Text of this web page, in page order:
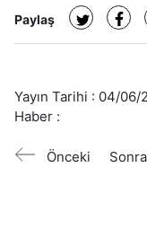
Paylaş
Yayın Tarihi : 04/06/
Haber :
Önceki